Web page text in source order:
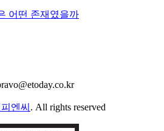
어떤 존재였을까
엔씨 . All rights reserved